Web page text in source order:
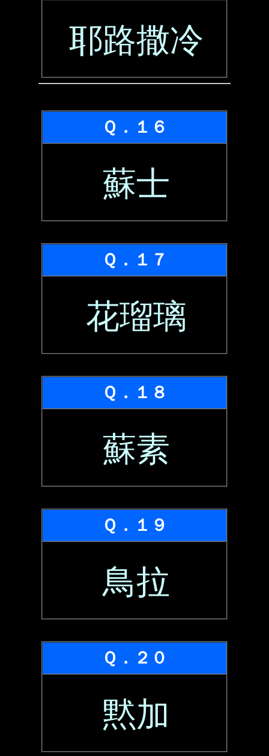
耶路撒冷
Ｑ．１６
蘇士
Ｑ．１７
花瑠璃
Ｑ．１８
蘇素
Ｑ．１９
鳥拉
Ｑ．２０
黙加